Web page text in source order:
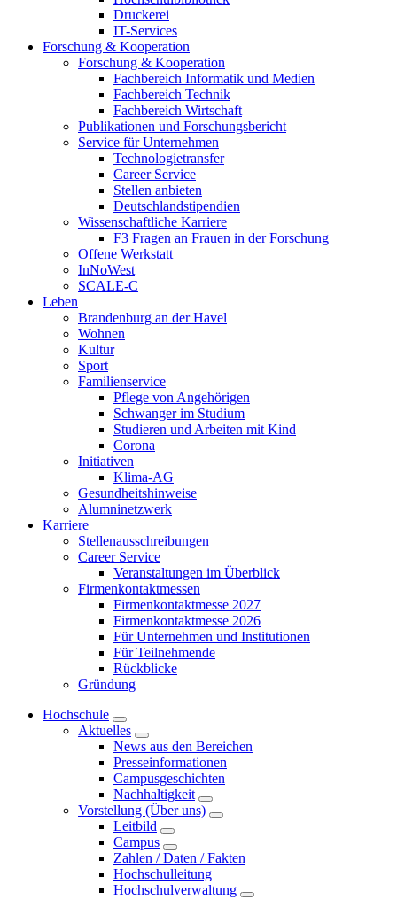
Druckerei
IT-Services
Forschung & Kooperation
Forschung & Kooperation
Fachbereich Informatik und Medien
Fachbereich Technik
Fachbereich Wirtschaft
Publikationen und Forschungsbericht
Service für Unternehmen
Technologietransfer
Career Service
Stellen anbieten
Deutschlandstipendien
Wissenschaftliche Karriere
F3 Fragen an Frauen in der Forschung
Offene Werkstatt
InNoWest
SCALE-C
Leben
Brandenburg an der Havel
Wohnen
Kultur
Sport
Familienservice
Pflege von Angehörigen
Schwanger im Studium
Studieren und Arbeiten mit Kind
Corona
Initiativen
Klima-AG
Gesundheitshinweise
Alumninetzwerk
Karriere
Stellenausschreibungen
Career Service
Veranstaltungen im Überblick
Firmenkontaktmessen
Firmenkontaktmesse 2027
Firmenkontaktmesse 2026
Für Unternehmen und Institutionen
Für Teilnehmende
Rückblicke
Gründung
Hochschule
Aktuelles
News aus den Bereichen
Presseinformationen
Campusgeschichten
Nachhaltigkeit
Vorstellung (Über uns)
Leitbild
Campus
Zahlen / Daten / Fakten
Hochschulleitung
Hochschulverwaltung